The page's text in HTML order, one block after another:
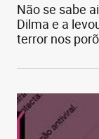
Não se sabe
Dilma e a
terror nos